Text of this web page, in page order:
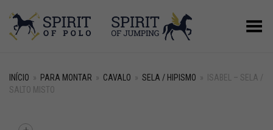
Alternar Menu
INÍCIO » PARA MONTAR » CAVALO » SELA / HIPISMO »
ISABEL – SELA /
SALTO MISTO